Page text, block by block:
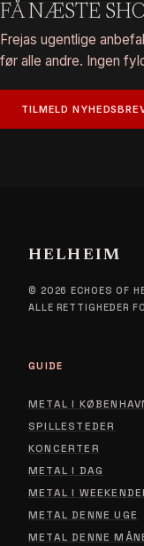
FÅ NÆSTE
Frejas ugentlige
før alle andre. Ingen
TILMELD
HELHEIM
© 2026 ECHOES OF
ALLE RETTIGHEDER
GUIDE
METAL I
SPILLESTEDER
KONCERTER
METAL I DAG
METAL I
METAL DENNE UGE
METAL DENNE